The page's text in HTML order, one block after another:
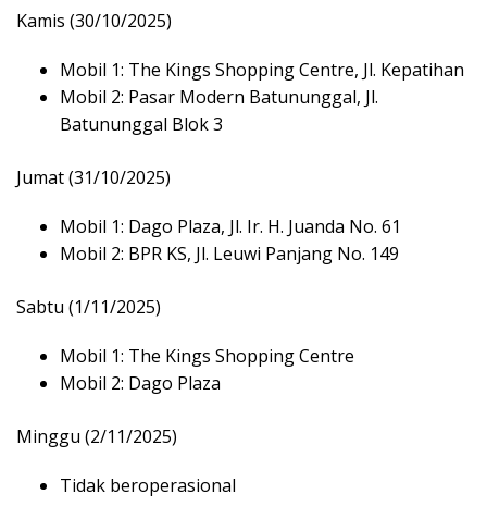
Kamis (30/10/2025)
Mobil 1: The Kings Shopping Centre, Jl. Kepatihan
Mobil 2: Pasar Modern Batununggal, Jl.
Batununggal Blok 3
Jumat (31/10/2025)
Mobil 1: Dago Plaza, Jl. Ir. H. Juanda No. 61
Mobil 2: BPR KS, Jl. Leuwi Panjang No. 149
Sabtu (1/11/2025)
Mobil 1: The Kings Shopping Centre
Mobil 2: Dago Plaza
Minggu (2/11/2025)
Tidak beroperasional